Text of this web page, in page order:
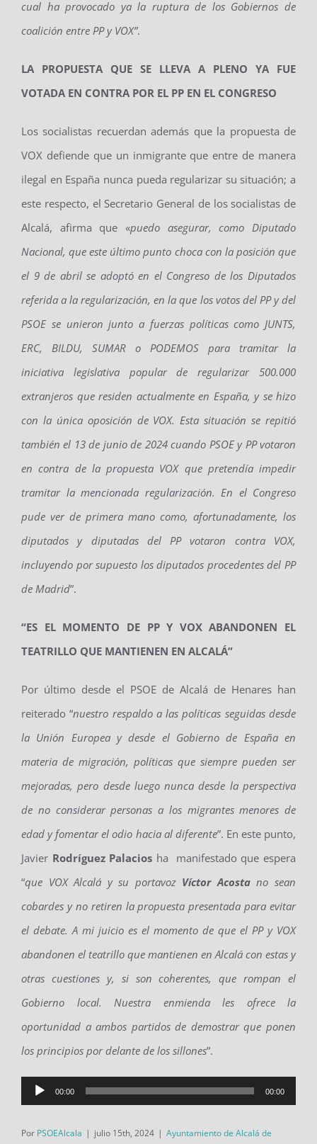
cual ha provocado yala ruptura de los Gobiernos de
coalición entre PP y VOX”.
LA PROPUESTA QUE SE LLEVA A PLENO YA FUE
VOTADA EN CONTRA POR EL PP EN EL CONGRESO
Los socialistas recuerdan además que la propuesta de
VOX defiende que un inmigrante que entre de manera
ilegal en España nunca pueda regularizar su situación; a
este respecto, el Secretario General de los socialistas de
Alcalá, afirma que «puedo asegurar,como Diputado
Nacional, que este último punto choca con la posición que
el 9 de abril se adoptó en el Congreso de los Diputados
referida a la regularización, en la que los votos del PP y del
PSOE se unieron junto a fuerzas políticas como JUNTS,
ERC, BILDU, SUMAR o PODEMOS para tramitar la
iniciativa legislativa popular de regularizar 500.000
extranjeros que residen actualmente en España, y se hizo
con la única oposición de VOX. Esta situación se repitió
también el 13 de junio de 2024 cuando PSOE y PP votaron
en contra de la propuesta VOX que pretendía impedir
tramitar la mencionada regularización. En el Congreso
pude ver de primera mano como, afortunadamente, los
diputados y diputadas del PP votaron contra VOX,
incluyendo por supuesto los diputados procedentes del PP
de Madrid”.
“ES EL MOMENTO DE PP Y VOX ABANDONEN EL
TEATRILLO QUE MANTIENEN EN ALCALÁ”
Por último desde el PSOE de Alcalá de Henares han
reiterado “nuestro respaldo a las políticas seguidas desde
la Unión Europea y desde el Gobierno de España en
materia de migración, políticas que siempre pueden ser
mejoradas, pero desde luego nunca desde la perspectiva
de no considerar personas a los migrantes menores de
edad y fomentar el odio hacia al diferente”. En este punto,
Javier Rodríguez Palacios ha manifestado que espera
“que VOX Alcalá y su portavozVíctor Acostano sean
cobardes y no retiren la propuesta presentada para evitar
el debate. A mi juicio es el momento de que el PP y VOX
abandonen el teatrillo que mantienen en Alcalá con estas y
otras cuestiones y, si son coherentes, que rompan el
Gobierno local. Nuestra enmienda les ofrece la
oportunidad a ambos partidos de demostrar que ponen
los principios por delante de los sillones”.
Reproductor
audio
00:00 00:00
Por PSOEAlcala | julio 15th, 2024 | Ayuntamiento de Alcalá de